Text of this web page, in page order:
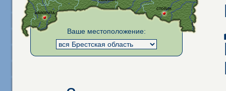
Ваше местоположение: